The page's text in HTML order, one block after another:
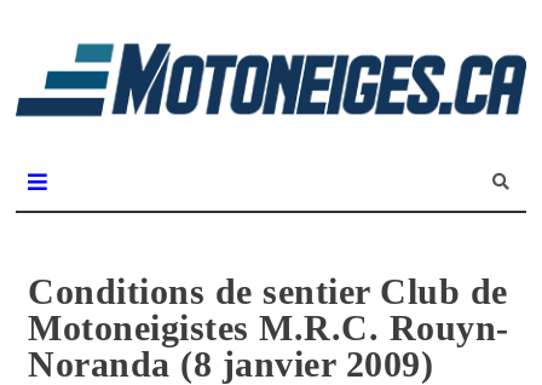
Conditions de sentier Club de
Motoneigistes M.R.C. Rouyn-
Noranda (8 janvier 2009)